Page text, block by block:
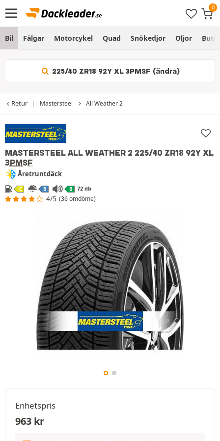
Bil Fälgar Motorcykel Quad Snökedjor Oljor Butik
225/40 ZR18 92Y XL 3PMSF (ändra)
Retur Mastersteel All Weather 2
MASTERSTEEL ALL WEATHER 2 225/40 ZR18 92Y XL
3PMSF
Åretruntdäck
C B B 72 db
4/5 (36 omdöme)
Enhetspris
963 kr